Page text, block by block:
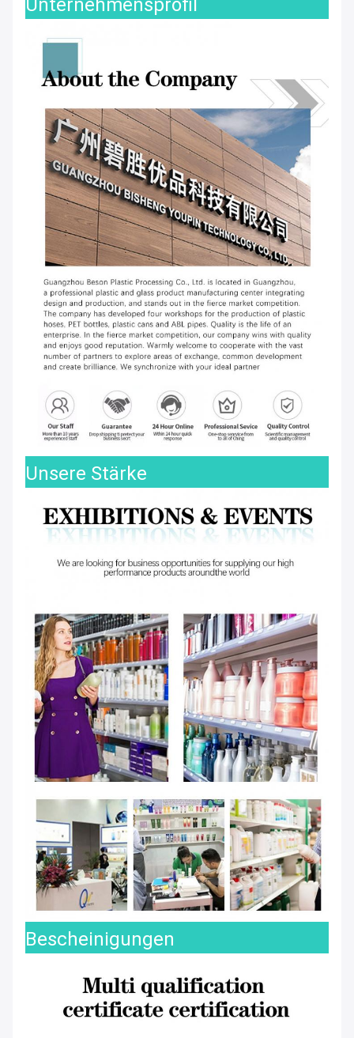
Unternehmensprofil
Unsere Stärke
Bescheinigungen